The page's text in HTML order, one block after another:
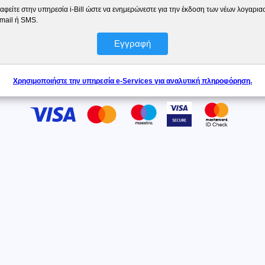
στην υπηρεσία i-Bill ώστε να ενημερώνεστε για την έκδοση των νέων
ή SMS.
Εγγραφή
Χρησιμοποιήστε την υπηρεσία e-Services για αναλυτική πληροφόρηση.